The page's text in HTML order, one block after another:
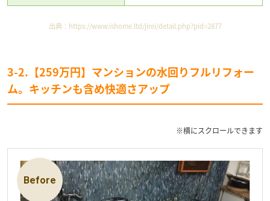
出典： https://www.ishome.ltd/jirei/detail.php?pid=2877
3-2.【259万円】マンションの水回りフルリフォー
ム。キッチンも含め快適さアップ
※横にスクロールできます